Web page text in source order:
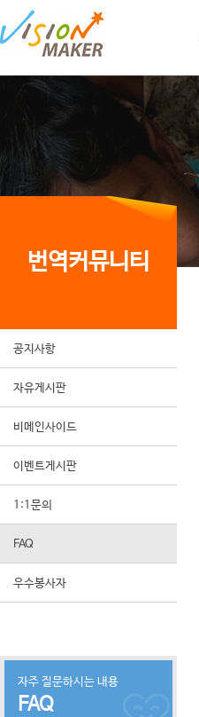
메인메뉴로 이동
메인메뉴 건너뛰고 본문으로 이동
번역커뮤니티
공지사항
자유게시판
비메인사이드
이벤트게시판
1:1문의
FAQ
우수봉사자
자주 질문하시는 내용
FAQ